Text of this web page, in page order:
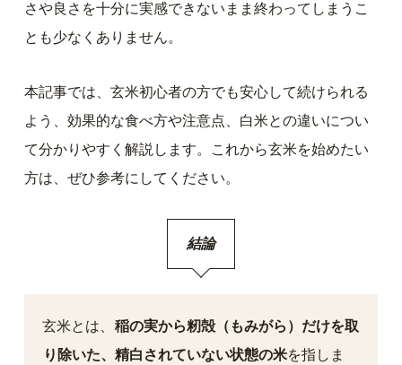
さや良さを十分に実感できないまま終わってしまうこ
とも少なくありません。
本記事では、玄米初心者の方でも安心して続けられる
よう、効果的な食べ方や注意点、白米との違いについ
て分かりやすく解説します。これから玄米を始めたい
方は、ぜひ参考にしてください。
結論
玄米とは、 稲の実から籾殻（もみがら）だけを取
り除いた、精白されていない状態の米を指しま